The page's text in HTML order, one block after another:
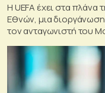
Η UEFA έχει στα
Εθνών, μια
τον ανταγωνιστή του